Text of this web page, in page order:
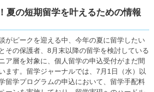
夏の短期留学を叶えるための情報
がピークを迎える中、今年の夏に留学したい
その保護者、8月末以降の留学を検討している
ア層を対象に、個人留学の申込受付がまだ間
ます。留学ジャーナルでは、7月1日（水）以
留学プログラムの申込において、留学手配料